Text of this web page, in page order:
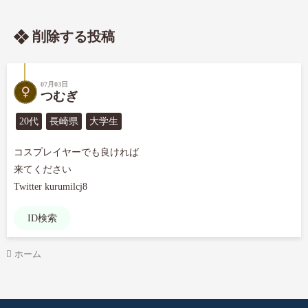
削除する投稿
07月03日
つむぎ
20代 長崎県 大学生
コスプレイヤーでも良ければ
来てください
Twitter kurumilcj8
ID検索
ホーム